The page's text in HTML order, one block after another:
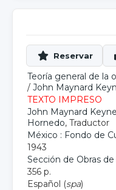
Teoría general de la
/ John Maynard
TEXTO IMPRESO
John Maynard
Hornedo, Traductor
México : Fondo de
1943
Sección de Obras
356 p.
Español (spa)